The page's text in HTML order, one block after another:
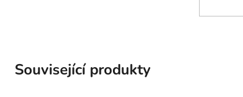
Související produkty